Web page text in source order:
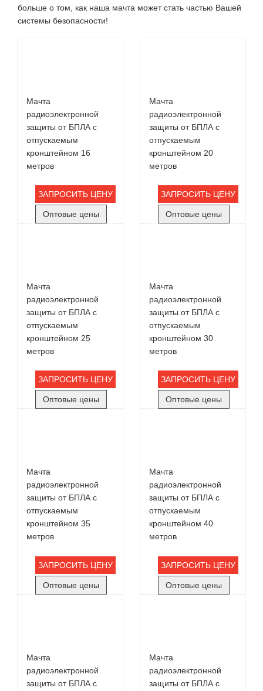
больше о том, как наша мачта может стать частью Вашей
системы безопасности!
Мачта
радиоэлектронной
защиты от БПЛА с
отпускаемым
кронштейном 16
метров
ЗАПРОСИТЬ ЦЕНУ
Оптовые цены
Мачта
радиоэлектронной
защиты от БПЛА с
отпускаемым
кронштейном 20
метров
ЗАПРОСИТЬ ЦЕНУ
Оптовые цены
Мачта
радиоэлектронной
защиты от БПЛА с
отпускаемым
кронштейном 25
метров
ЗАПРОСИТЬ ЦЕНУ
Оптовые цены
Мачта
радиоэлектронной
защиты от БПЛА с
отпускаемым
кронштейном 30
метров
ЗАПРОСИТЬ ЦЕНУ
Оптовые цены
Мачта
радиоэлектронной
защиты от БПЛА с
отпускаемым
кронштейном 35
метров
ЗАПРОСИТЬ ЦЕНУ
Оптовые цены
Мачта
радиоэлектронной
защиты от БПЛА с
отпускаемым
кронштейном 40
метров
ЗАПРОСИТЬ ЦЕНУ
Оптовые цены
Мачта
радиоэлектронной
защиты от БПЛА с
Мачта
радиоэлектронной
защиты от БПЛА с